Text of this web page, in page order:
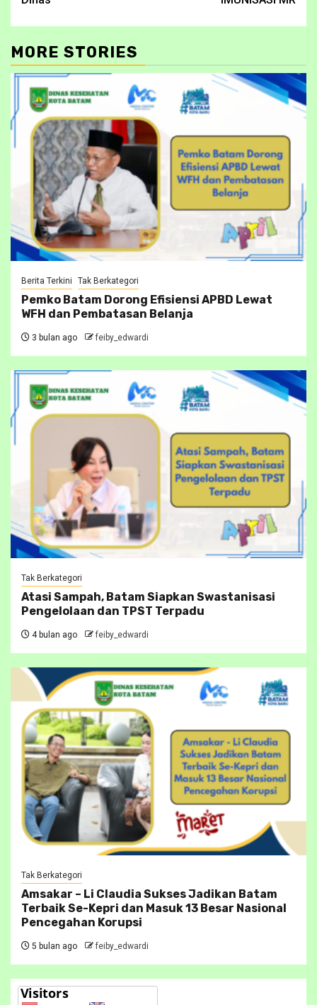
MORE STORIES
Berita Terkini Tak Berkategori
Pemko Batam Dorong Efisiensi APBD Lewat
WFH dan Pembatasan Belanja
3 bulan ago feiby_edwardi
Tak Berkategori
Atasi Sampah, Batam Siapkan Swastanisasi
Pengelolaan dan TPST Terpadu
4 bulan ago feiby_edwardi
Tak Berkategori
Amsakar – Li Claudia Sukses Jadikan Batam
Terbaik Se-Kepri dan Masuk 13 Besar Nasional
Pencegahan Korupsi
5 bulan ago feiby_edwardi